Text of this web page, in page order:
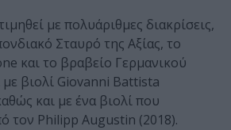
με πολυάριθμες διακρίσεις,
Σταυρό της Αξίας, το
και το βραβείο Γερμανικού
με βιολί Giovanni Battista
και με ένα βιολί που
τον Philipp Augustin (2018).